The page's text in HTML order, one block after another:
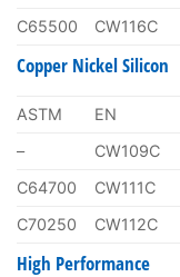
C65500
CW116C
Copper Nickel Silicon
ASTM EN
–
CW109C
C64700
CW111C
C70250
CW112C
High Performance